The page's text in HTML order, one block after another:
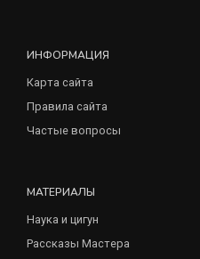
ИНФОРМАЦИЯ
Карта сайта
Правила сайта
Частые вопросы
МАТЕРИАЛЫ
Наука и цигун
Рассказы Мастера